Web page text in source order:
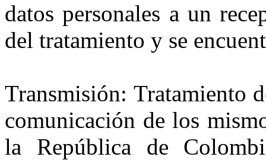
datos personales a un
del tratamiento y se
Transmisión: Tratamiento
comunicación de los
la República de